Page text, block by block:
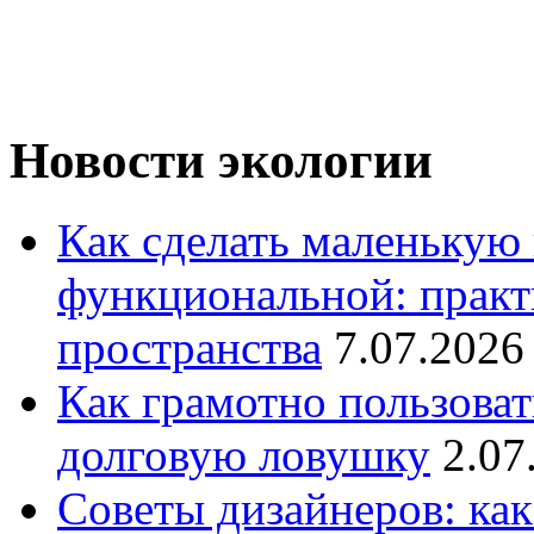
Новости экологии
Как сделать
функциональной:
пространства
Как грамотно
долговую ловушку
Советы дизайнеров: